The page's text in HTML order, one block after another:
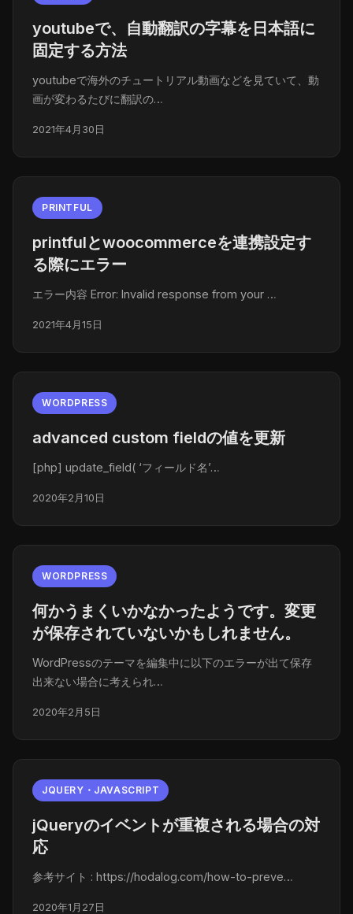
youtubeで、自動翻訳の字幕を日本語に
固定する方法
youtubeで海外のチュートリアル動画などを見ていて、動
画が変わるたびに翻訳の…
2021年4月30日
PRINTFUL
printfulとwoocommerceを連携設定す
る際にエラー
エラー内容 Error: Invalid response from your …
2021年4月15日
WORDPRESS
advanced custom fieldの値を更新
[php] update_field( ‘フィールド名’…
2020年2月10日
WORDPRESS
何かうまくいかなかったようです。変更
が保存されていないかもしれません。
WordPressのテーマを編集中に以下のエラーが出て保存
出来ない場合に考えられ…
2020年2月5日
JQUERY・JAVASCRIPT
jQueryのイベントが重複される場合の対
応
参考サイト : https://hodalog.com/how-to-preve…
2020年1月27日